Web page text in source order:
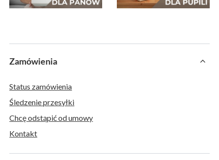
Zamówienia
Status zamówienia
Śledzenie przesyłki
Chcę odstąpić od umowy
Kontakt